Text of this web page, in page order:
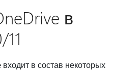
в
в состав некоторых